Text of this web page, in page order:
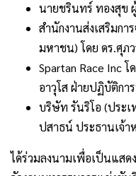
นายชรินทร์ ทองสุข ผู้
สำนักงานส่งเสริมกา
มหาชน) โดย ดร.ศุภ
Spartan Race Inc
อาวุโส ฝ่ายปฏิบัติกา
บริษัท รันริโอ (ประ
ปสาธน์ ประธานเจ้
ได้ร่วมลงนามเพื่อเป็นแสด